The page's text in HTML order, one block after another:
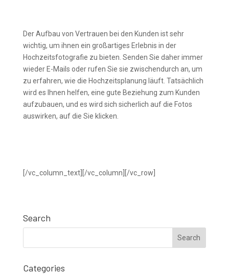
Der Aufbau von Vertrauen bei den Kunden ist sehr
wichtig, um ihnen ein großartiges Erlebnis in der
Hochzeitsfotografie zu bieten. Senden Sie daher immer
wieder E-Mails oder rufen Sie sie zwischendurch an, um
zu erfahren, wie die Hochzeitsplanung läuft. Tatsächlich
wird es Ihnen helfen, eine gute Beziehung zum Kunden
aufzubauen, und es wird sich sicherlich auf die Fotos
auswirken, auf die Sie klicken.
[/vc_column_text][/vc_column][/vc_row]
Search
Categories